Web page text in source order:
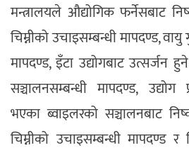
मन्त्रालयले औद्योगिक फर्नेसबाट
चिम्नीको उचाइसम्बन्धी मापदण्ड, वायु
मापदण्ड, इँटा उद्योगबाट उत्सर्जन
सञ्चालनसम्बन्धी मापदण्ड, उद्योग
भएका ब्वाइलरको सञ्चालनबाट
चिम्नीको उचाइसम्बन्धी मापदण्ड र